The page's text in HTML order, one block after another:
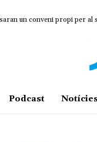
un conveni propi per al
Podcast